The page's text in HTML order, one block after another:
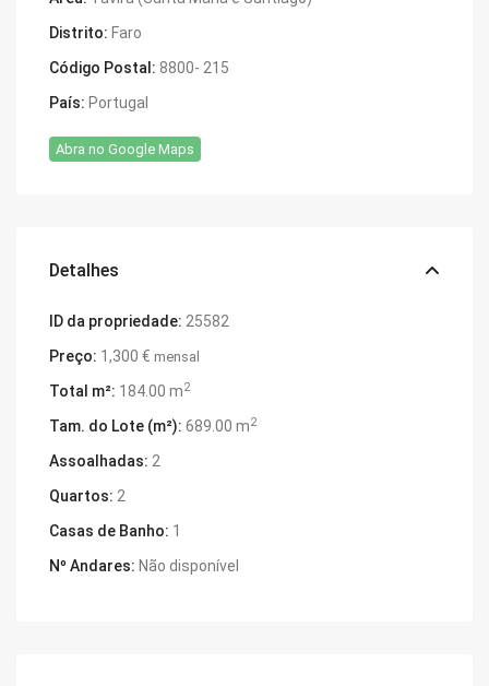
Distrito: Faro
Código Postal: 8800- 215
País: Portugal
Abra no Google Maps
Detalhes
ID da propriedade: 25582
Preço: 1,300 €mensal
Total m²: 184.00 m2
Tam. do Lote (m²): 689.00 m2
Assoalhadas: 2
Quartos: 2
Casas de Banho: 1
Nº Andares: Não disponível